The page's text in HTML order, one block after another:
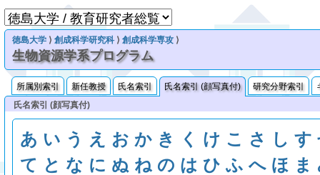
徳島大学 ⟩創成科学研究科 ⟩創成科学専攻 ⟩
生物資源学系プログラム
所属別索引 新任教授 氏名索引 氏名索引 (顔写真付) 研究分野索引
氏名索引 (顔写真付)
あ い う え お か き く け こ さ し す
て と な に ぬ ね の は ひ ふ へ ほ ま